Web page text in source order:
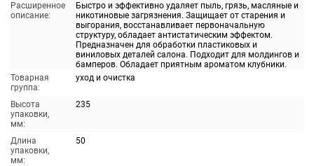
Расширенное
описание:
Быстро и эффективно удаляет пыль, грязь, масляные и
никотиновые загрязнения. Защищает от старения и
выгорания, восстанавливает первоначальную
структуру, обладает антистатическим эффектом.
Предназначен для обработки пластиковых и
виниловых деталей салона. Подходит для молдингов и
бамперов. Обладает приятным ароматом клубники.
Товарная
группа:
уход и очистка
Высота
упаковки,
мм:
235
Длина
упаковки,
мм:
50